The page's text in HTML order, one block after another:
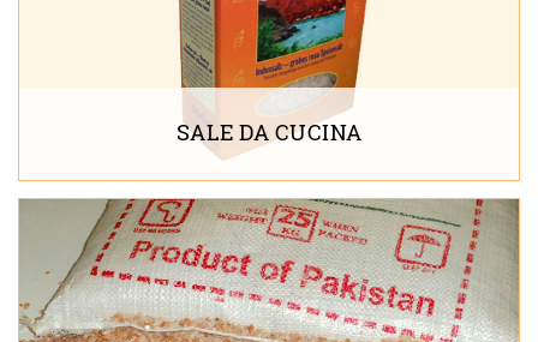
SALE DA CUCINA